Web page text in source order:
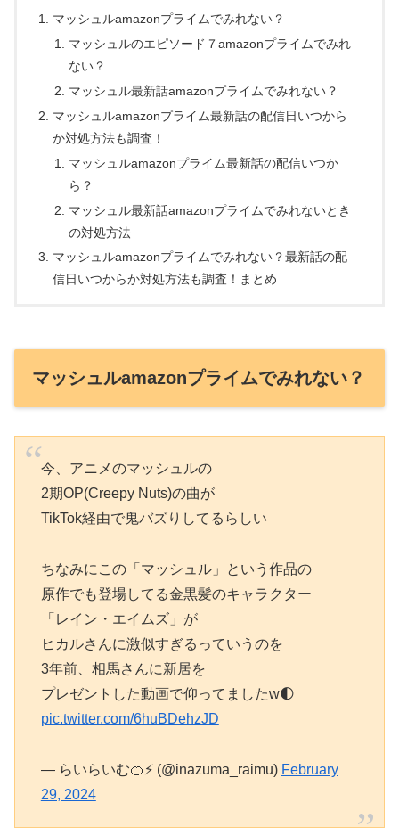
マッシュルamazonプライムでみれない？
マッシュルのエピソード７amazonプライムでみれ
ない？
マッシュル最新話amazonプライムでみれない？
マッシュルamazonプライム最新話の配信日いつから
か対処方法も調査！
マッシュルamazonプライム最新話の配信いつか
ら？
マッシュル最新話amazonプライムでみれないとき
の対処方法
マッシュルamazonプライムでみれない？最新話の配
信日いつからか対処方法も調査！まとめ
マッシュルamazonプライムでみれない？
今、アニメのマッシュルの
2期OP(Creepy Nuts)の曲が
TikTok経由で鬼バズりしてるらしい
ちなみにこの「マッシュル」という作品の
原作でも登場してる金黒髪のキャラクター
「レイン・エイムズ」が
ヒカルさんに激似すぎるっていうのを
3年前、相馬さんに新居を
プレゼントした動画で仰ってましたw🌓
pic.twitter.com/6huBDehzJD
— らいらいむ🍊⚡️ (@inazuma_raimu) February
29, 2024